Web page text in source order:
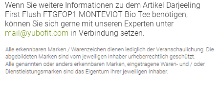
Wenn Sie weitere Informationen zu dem Artikel Darjeeling
First Flush FTGFOP1 MONTEVIOT Bio Tee benötigen,
können Sie sich gerne mit unseren Experten unter
mail@yubofit.com in Verbindung setzen.